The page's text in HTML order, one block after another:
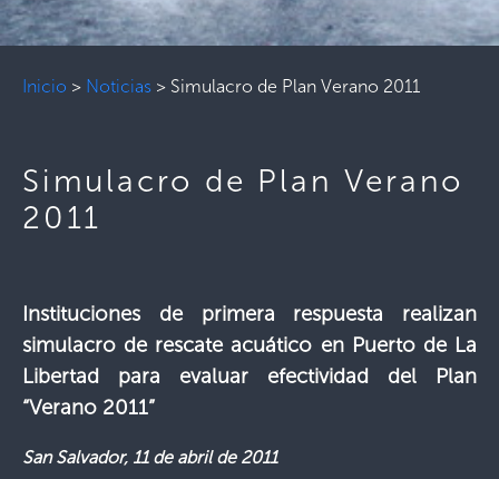
Inicio > Noticias > Simulacro de Plan Verano 2011
Simulacro de Plan Verano
2011
Instituciones de primera respuesta realizan
simulacro de rescate acuático en Puerto de La
Libertad para evaluar efectividad del Plan
“Verano 2011”
San Salvador, 11 de abril de 2011